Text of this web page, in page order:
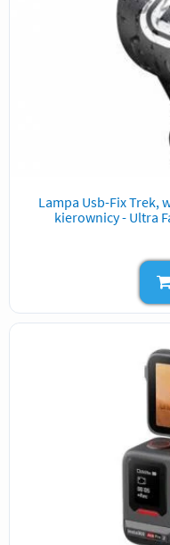
Lampa Usb-Fix Trek,
kierownicy - Ultra